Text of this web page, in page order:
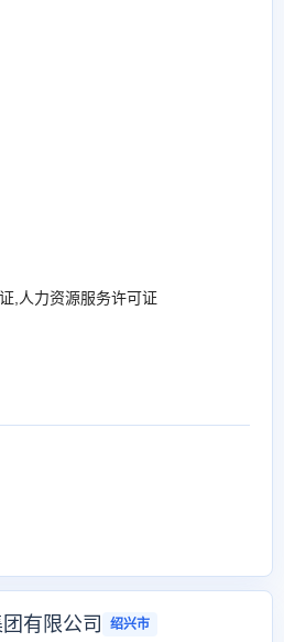
,人力资源服务许可证
有限公司 绍兴市